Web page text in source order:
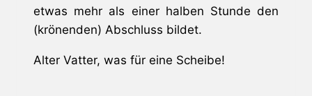
etwas mehr als einer halben Stunde den
(krönenden) Abschluss bildet.
Alter Vatter, was für eine Scheibe!